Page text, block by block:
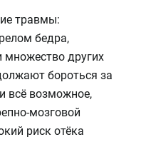
травмы:
бедра,
множество других
бороться за
всё возможное,
мозговой
риск отёка